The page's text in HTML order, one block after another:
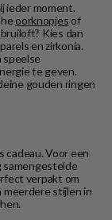
ieder moment.
oorknopjes of
Kies dan
en zirkonia.
speelse
te geven.
gouden ringen
cadeau. Voor een
samengestelde
verpakt om
stijlen in